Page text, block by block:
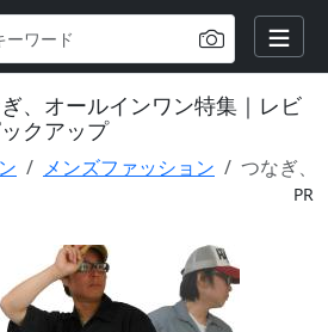
、オールインワン特集｜レビ
クアップ
メンズファッション つなぎ、
PR